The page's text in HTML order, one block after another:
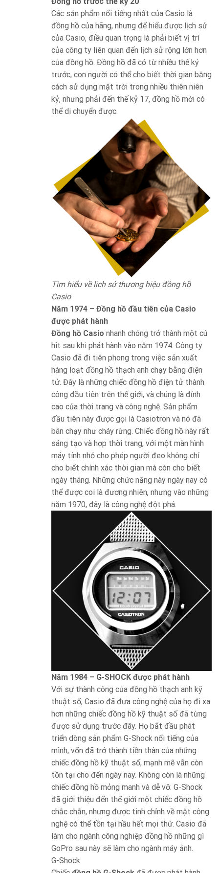
Các sản phẩm nổi tiếng nhất của Casio là
đồng hồ của hãng, nhưng để hiểu được lịch sử
của Casio, điều quan trọng là phải biết vị trí
của công ty liên quan đến lịch sử rộng lớn hơn
của đồng hồ. Đồng hồ đã có từ nhiều thế kỷ
trước, con người có thể cho biết thời gian bằng
cách sử dụng mặt trời trong nhiều thiên niên
kỷ, nhưng phải đến thế kỷ 17, đồng hồ mới có
thể di chuyển được.
Tìm hiểu về lịch sử thương hiệu đồng hồ
Casio
Năm 1974 – Đồng hồ đầu tiên của Casio
được phát hành
Đồng hồ Casio nhanh chóng trở thành một cú
hit sau khi phát hành vào năm 1974. Công ty
Casio đã đi tiên phong trong việc sản xuất
hàng loạt đồng hồ thạch anh chạy bằng điện
tử. Đây là những chiếc đồng hồ điện tử thành
công đầu tiên trên thế giới, và chúng là đỉnh
cao của thời trang và công nghệ. Sản phẩm
đầu tiên này được gọi là Casiotron và nó đã
bán chạy như cháy rừng. Chiếc đồng hồ này rất
sáng tạo và hợp thời trang, với một màn hình
máy tính nhỏ cho phép người đeo không chỉ
cho biết chính xác thời gian mà còn cho biết
ngày tháng. Những chức năng này ngày nay có
thể được coi là đương nhiên, nhưng vào những
năm 1970, đây là công nghệ đột phá.
Năm 1984 – G-SHOCK được phát hành
Với sự thành công của đồng hồ thạch anh kỹ
thuật số, Casio đã đưa công nghệ của họ đi xa
hơn những chiếc đồng hồ kỹ thuật số đã từng
được sử dụng trước đây. Họ bắt đầu phát
triển dòng sản phẩm G-Shock nổi tiếng của
mình, vốn đã trở thành tiền thân của những
chiếc đồng hồ kỹ thuật số, mạnh mẽ vẫn còn
tồn tại cho đến ngày nay. Không còn là những
chiếc đồng hồ mỏng manh và dễ vỡ. G-Shock
đã giới thiệu đến thế giới một chiếc đồng hồ
chắc chắn, nhưng được tinh chỉnh về mặt công
nghệ có thể tồn tại hầu hết mọi thứ. Casio đã
làm cho ngành công nghiệp đồng hồ những gì
GoPro sau này sẽ làm cho ngành máy ảnh.
G-Shock